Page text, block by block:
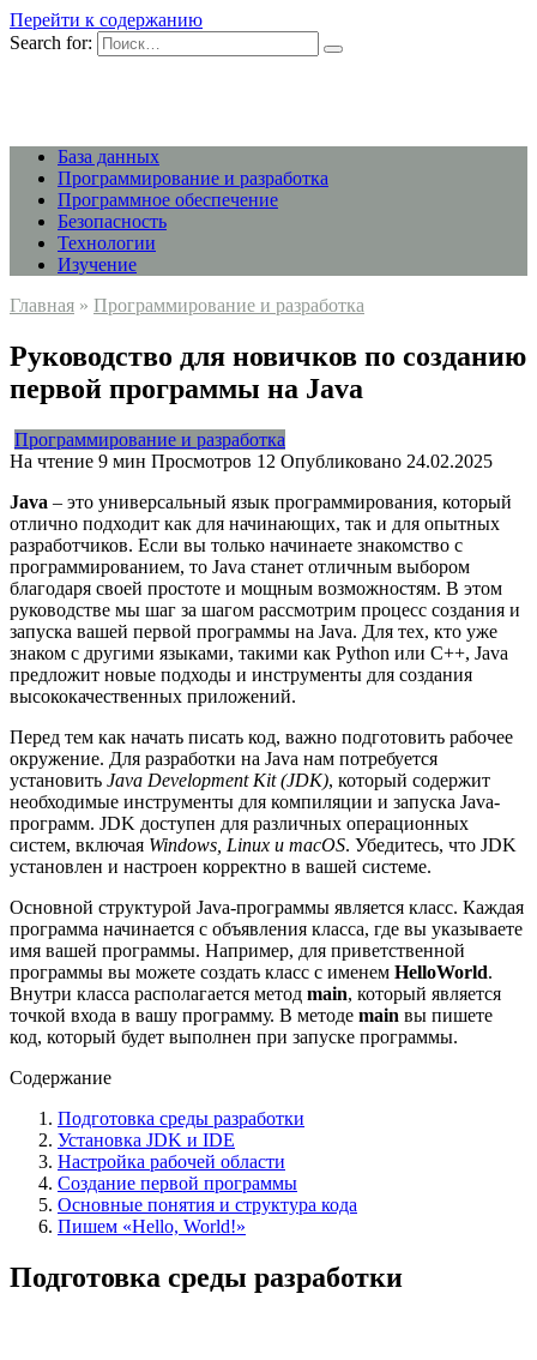
Перейти к содержанию
Search for:
База данных
Программирование и разработка
Программное обеспечение
Безопасность
Технологии
Изучение
Главная » Программирование и разработка
Руководство для новичков по созданию
первой программы на Java
Программирование и разработка
На чтение 9 мин Просмотров 12 Опубликовано 24.02.2025
Java – это универсальный язык программирования, который
отлично подходит как для начинающих, так и для опытных
разработчиков. Если вы только начинаете знакомство с
программированием, то Java станет отличным выбором
благодаря своей простоте и мощным возможностям. В этом
руководстве мы шаг за шагом рассмотрим процесс создания и
запуска вашей первой программы на Java. Для тех, кто уже
знаком с другими языками, такими как Python или C++, Java
предложит новые подходы и инструменты для создания
высококачественных приложений.
Перед тем как начать писать код, важно подготовить рабочее
окружение. Для разработки на Java нам потребуется
установить Java Development Kit (JDK), который содержит
необходимые инструменты для компиляции и запуска Java-
программ. JDK доступен для различных операционных
систем, включая Windows, Linux и macOS. Убедитесь, что JDK
установлен и настроен корректно в вашей системе.
Основной структурой Java-программы является класс. Каждая
программа начинается с объявления класса, где вы указываете
имя вашей программы. Например, для приветственной
программы вы можете создать класс с именем HelloWorld.
Внутри класса располагается метод main, который является
точкой входа в вашу программу. В методе main вы пишете
код, который будет выполнен при запуске программы.
Содержание
Подготовка среды разработки
Установка JDK и IDE
Настройка рабочей области
Создание первой программы
Основные понятия и структура кода
Пишем «Hello, World!»
Подготовка среды разработки